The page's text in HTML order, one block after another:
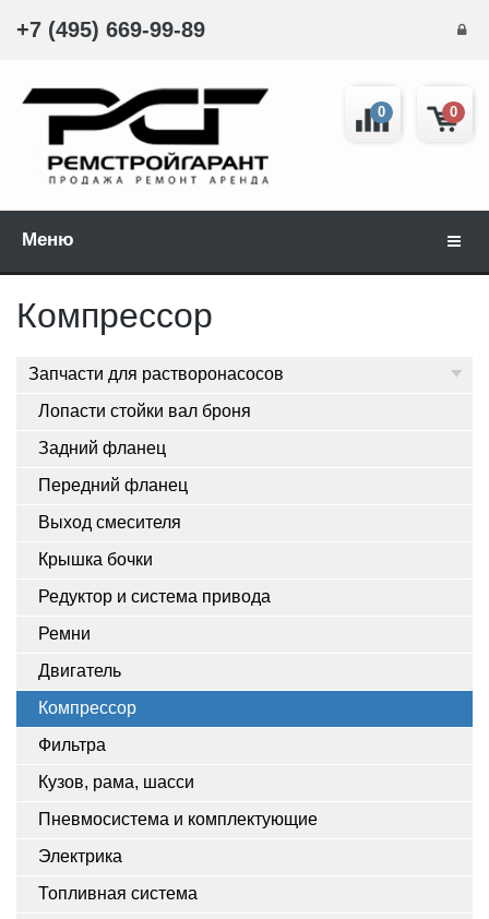
+7 (495) 669-99-89
0
0
Меню
Компрессор
Запчасти для растворонасосов
Лопасти стойки вал броня
Задний фланец
Передний фланец
Выход смесителя
Крышка бочки
Редуктор и система привода
Ремни
Двигатель
Компрессор
Фильтра
Кузов, рама, шасси
Пневмосистема и комплектующие
Электрика
Топливная система